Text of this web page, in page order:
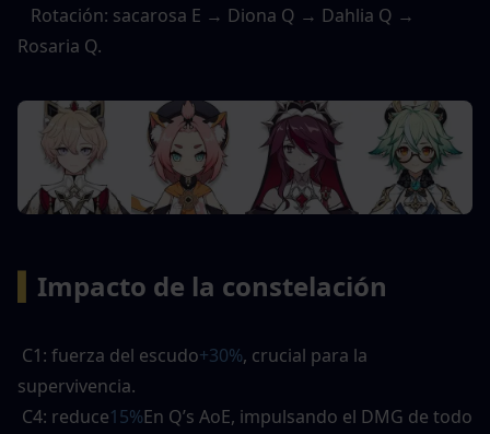
Rotación: sacarosa E → Diona Q → Dahlia Q →
Rosaria Q.
Impacto de la constelación
C1: fuerza del escudo+30%, crucial para la
supervivencia.
C4: reduce15%En Q’s AoE, impulsando el DMG de todo